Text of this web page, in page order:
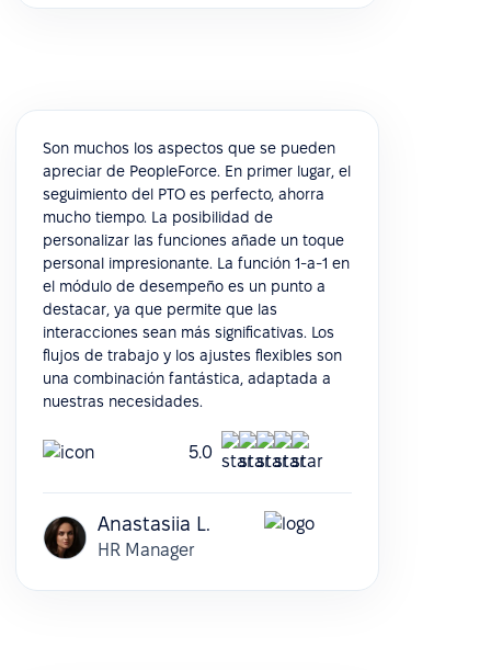
Son muchos los aspectos que se pueden
apreciar de PeopleForce. En primer lugar, el
seguimiento del PTO es perfecto, ahorra
mucho tiempo. La posibilidad de
personalizar las funciones añade un toque
personal impresionante. La función 1-a-1 en
el módulo de desempeño es un punto a
destacar, ya que permite que las
interacciones sean más significativas. Los
flujos de trabajo y los ajustes flexibles son
una combinación fantástica, adaptada a
nuestras necesidades.
5.0
Anastasiia L.
HR Manager